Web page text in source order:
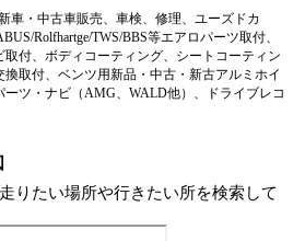
車・中古車販売、車検、修理、ユーズドカ
Rolfhartge/TWS/BBS等エアロパーツ取付、
付、ボディコーティング、シートコーティン
取付、ベンツ用新品・中古・新古アルミホイ
ツ・ナビ（AMG、WALD他）、ドライブレコ
りたい場所や行きたい所を検索して